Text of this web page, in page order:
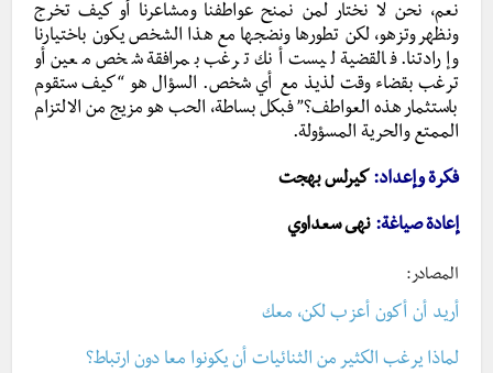
نعم، نحن لا نختار لمن نمنح عواطفنا ومشاعرنا أو كيف تخرج
ونظهر وتزهو، لكن تطورها ونضجها مع هذا الشخص يكون باختيارنا
وإرادتنا. فالقضية ليست أنك ترغب بمرافقة شخص معين أو
ترغب بقضاء وقت لذيذ مع أي شخص. السؤال هو “كيف ستقوم
باستثمار هذه العواطف؟” فبكل بساطة، الحب هو مزيج من الالتزام
الممتع والحرية المسؤولة.
فكرة وإعداد: كيرلس بهجت
إعادة صياغة: نهى سعداوي
المصادر:
أريد أن أكون أعزب لكن، معك
لماذا يرغب الكثير من الثنائيات أن يكونوا معا دون ارتباط؟